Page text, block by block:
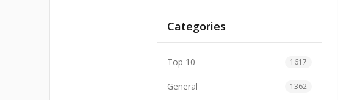
Categories
Top 10 1617
General 1362